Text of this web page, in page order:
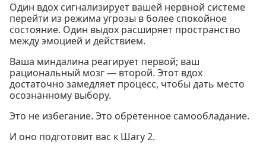
Один вдох сигнализирует вашей нервной системе
перейти из режима угрозы в более спокойное
состояние. Один выдох расширяет пространство
между эмоцией и действием.
Ваша миндалина реагирует первой; ваш
рациональный мозг — второй. Этот вдох
достаточно замедляет процесс, чтобы дать место
осознанному выбору.
Это не избегание. Это обретенное самообладание.
И оно подготовит вас к Шагу 2.